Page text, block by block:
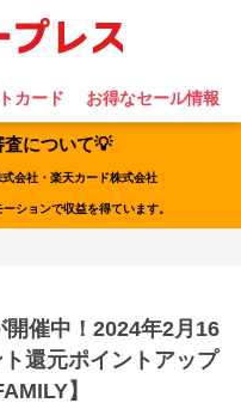
カード お得なセール情報
について💡
会社・楽天カード株式会社
ションで収益を得ています。
催中！2024年2月16
還元ポイントアップ
】